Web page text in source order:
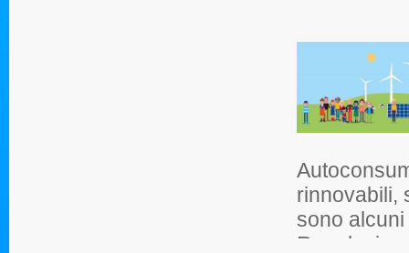
rinnovabili,
sono alcuni